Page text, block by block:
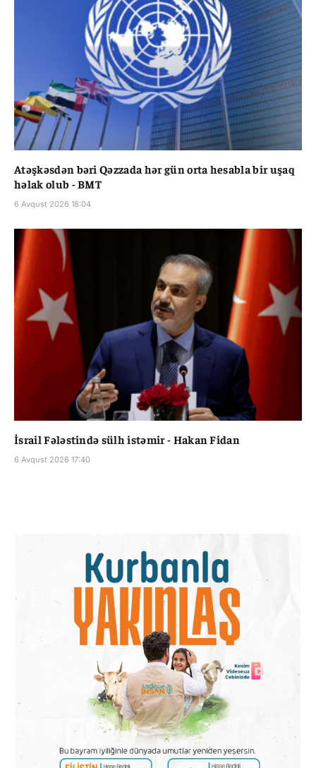
Atəşkəsdən bəri Qəzzada hər gün orta hesabla bir uşaq
həlak olub - BMT
6 Avqust 2026 18:04
İsrail Fələstində sülh istəmir - Hakan Fidan
6 Avqust 2026 17:40